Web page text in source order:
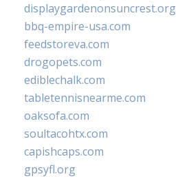
displaygardenonsuncrest.org
bbq-empire-usa.com
feedstoreva.com
drogopets.com
ediblechalk.com
tabletennisnearme.com
oaksofa.com
soultacohtx.com
capishcaps.com
gpsyfl.org